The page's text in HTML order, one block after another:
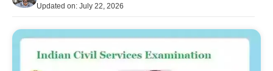
Updated on: July 22, 2026